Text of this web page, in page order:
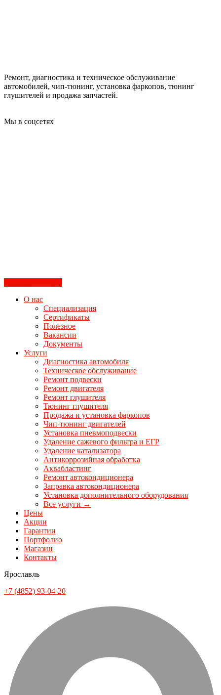
Ремонт, диагностика и техническое обслуживание
автомобилей, чип-тюнинг, установка фаркопов, тюнинг
глушителей и продажа запчастей.
Мы в соцсетях
О нас
Специализация
Сертификаты
Полезное
Вакансии
Документы
Услуги
Диагностика автомобиля
Техническое обслуживание
Ремонт подвески
Ремонт двигателя
Ремонт глушителя
Тюнинг глушителя
Продажа и установка фаркопов
Чип-тюнинг двигателей
Установка пневмоподвески
Удаление сажевого фильтра и ЕГР
Удаление катализатора
Антикоррозийная обработка
Аквабластинг
Ремонт автокондиционера
Заправка автокондиционера
Установка дополнительного оборудования
Все услуги →
Цены
Акции
Гарантии
Портфолио
Магазин
Контакты
Ярославль
+7 (4852) 93-04-20